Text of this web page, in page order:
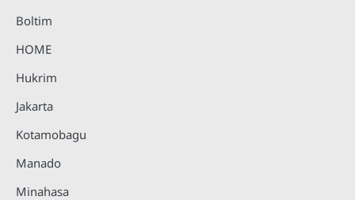
Boltim
HOME
Hukrim
Jakarta
Kotamobagu
Manado
Minahasa